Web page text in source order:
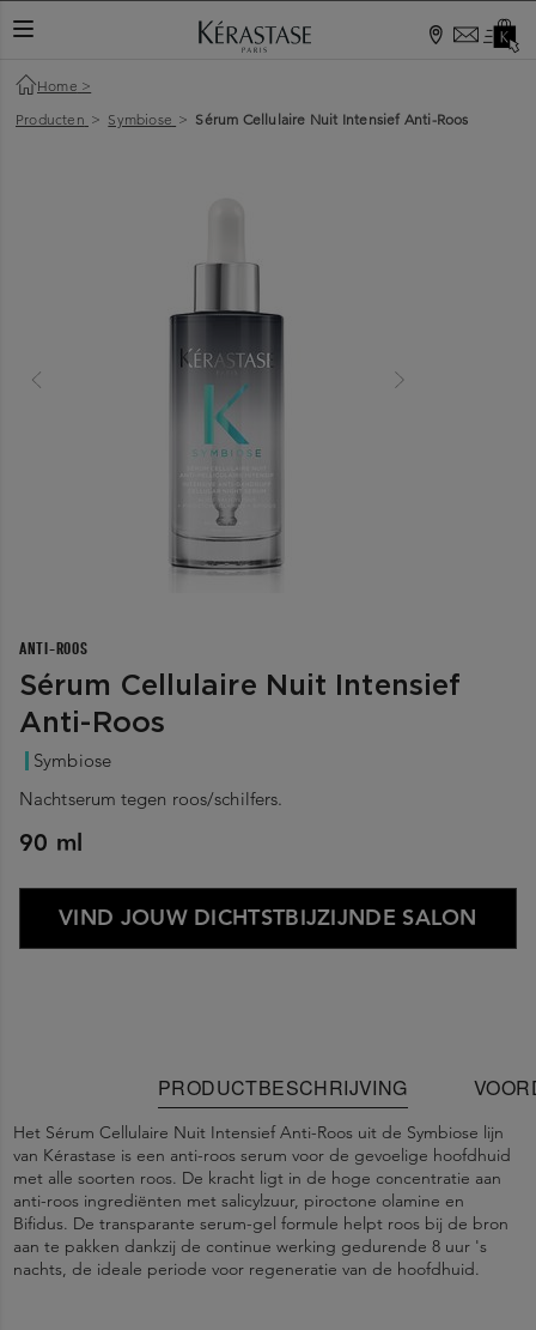
Home >
Producten > Symbiose > Sérum Cellulaire Nuit Intensief Anti-Roos
ANTI-ROOS
Sérum Cellulaire Nuit Intensief
Anti-Roos
Symbiose
Nachtserum tegen roos/schilfers.
90 ml
VIND JOUW DICHTSTBIJZIJNDE SALON
PRODUCTBESCHRIJVING
Het Sérum Cellulaire Nuit Intensief Anti-Roos uit de Symbiose lijn
van Kérastase is een anti-roos serum voor de gevoelige hoofdhuid
met alle soorten roos. De kracht ligt in de hoge concentratie aan
anti-roos ingrediënten met salicylzuur, piroctone olamine en
Bifidus. De transparante serum-gel formule helpt roos bij de bron
aan te pakken dankzij de continue werking gedurende 8 uur 's
nachts, de ideale periode voor regeneratie van de hoofdhuid.